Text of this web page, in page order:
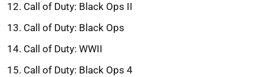
Call of Duty: Black Ops II
Call of Duty: Black Ops
Call of Duty: WWII
Call of Duty: Black Ops 4